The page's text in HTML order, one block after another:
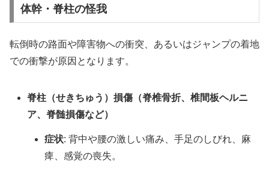
体幹・脊柱の怪我
転倒時の路面や障害物への衝突、あるいはジャンプの着地
での衝撃が原因となります。
脊柱（せきちゅう）損傷（脊椎骨折、椎間板ヘルニ
ア、脊髄損傷など）
症状: 背中や腰の激しい痛み、手足のしびれ、麻
痺、感覚の喪失。